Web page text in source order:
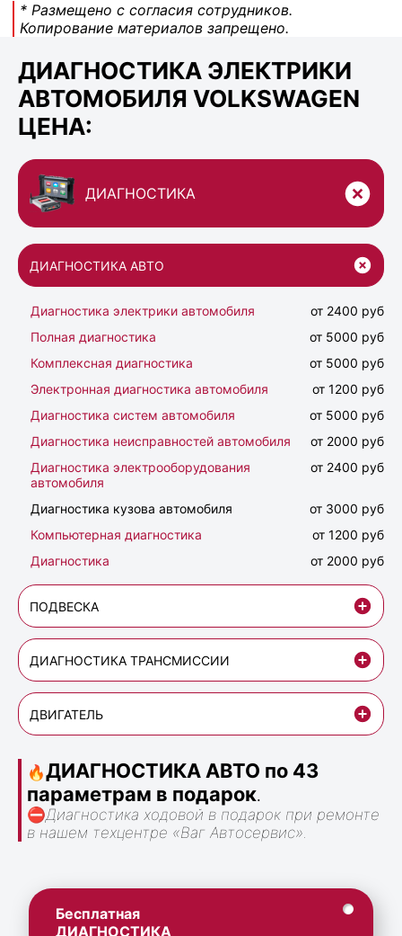
* Размещено с согласия сотрудников.
Копирование материалов запрещено.
ДИАГНОСТИКА ЭЛЕКТРИКИ
АВТОМОБИЛЯ VOLKSWAGEN
ЦЕНА:
ДИАГНОСТИКА
ДИАГНОСТИКА АВТО
Диагностика электрики автомобиля
от 2400 руб
Полная диагностика
от 5000 руб
Комплексная диагностика
от 5000 руб
Электронная диагностика автомобиля
от 1200 руб
Диагностика систем автомобиля
от 5000 руб
Диагностика неисправностей автомобиля
от 2000 руб
Диагностика электрооборудования
автомобиля
от 2400 руб
Диагностика кузова автомобиля
от 3000 руб
Компьютерная диагностика
от 1200 руб
Диагностика
от 2000 руб
ПОДВЕСКА
ДИАГНОСТИКА ТРАНСМИССИИ
ДВИГАТЕЛЬ
🔥ДИАГНОСТИКА АВТО по 43
параметрам в подарок.
⛔Диагностика ходовой в подарок при ремонте
в нашем техцентре «Ваг Автосервис».
Бесплатная
ДИАГНОСТИКА